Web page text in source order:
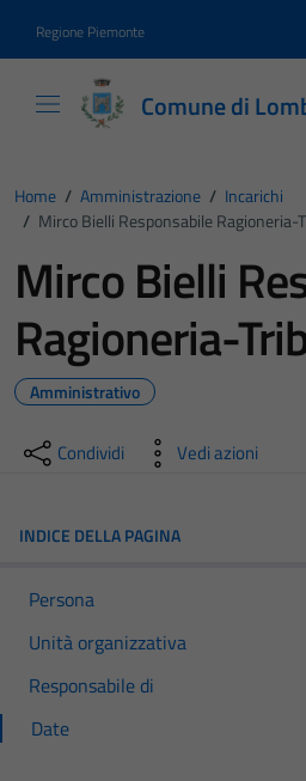
Regione Piemonte
Comune di
Home / Amministrazione / Incarichi
/ Mirco Bielli Responsabile Ragioneria-
Mirco Bielli
Ragioneria-
Amministrativo
Condividi Vedi azioni
INDICE DELLA PAGINA
Persona
Unità organizzativa
Responsabile di
Date